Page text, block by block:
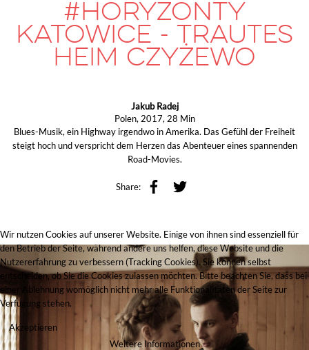
#horyzonty
katowice - TRAUTES
HEIM CZYŻEWO
Jakub Radej
Polen, 2017, 28 Min
Blues-Musik, ein Highway irgendwo in Amerika. Das Gefühl der Freiheit
steigt hoch und verspricht dem Herzen das Abenteuer eines spannenden
Road-Movies.
Share:
Wir nutzen Cookies auf unserer Website. Einige von ihnen sind essenziell für
den Betrieb der Seite, während andere uns helfen, diese Website und die
Nutzererfahrung zu verbessern (Tracking Cookies). Sie können selbst
entscheiden, ob Sie die Cookies zulassen möchten. Bitte beachten Sie, dass bei
einer Ablehnung womöglich nicht mehr alle Funktionalitäten der Seite zur
Verfügung stehen.
Akzeptieren
Weitere Informationen